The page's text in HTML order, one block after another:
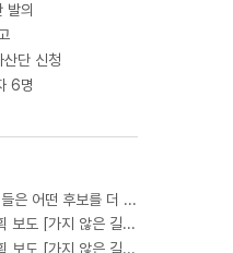
발의
단 신청
6명
[여론조사④][한걸음더]광주전남 지역민들은 어떤 후보를 더 선호할까.. 변수는?
[한걸음더]전남광주통합특별시 출범 기획 보도 [가지 않은 길] 5편 프랑스 헌법에 새긴 '지방 분권'..전남광주 통합 성공 조건은?
[한걸음더]전남광주통합특별시 출범 기획 보도 [가지 않은 길] 4편 프랑스 지역 통합 10년 성적표